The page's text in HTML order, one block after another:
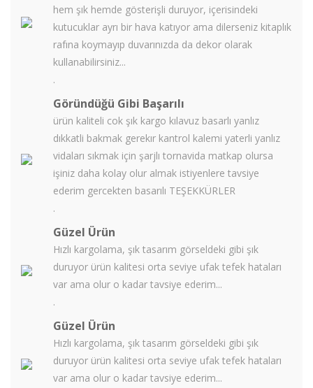
hem şık hemde gösterişli duruyor, içerisindeki
kutucuklar ayrı bir hava katıyor ama dilerseniz kitaplık
rafına koymayıp duvarınızda da dekor olarak
kullanabilirsiniz...
.
Göründüğü Gibi Başarılı
ürün kaliteli cok şık kargo kılavuz basarlı yanlız
dıkkatli bakmak gerekır kantrol kalemi yaterli yanlız
vidaları sıkmak için şarjlı tornavida matkap olursa
işiniz daha kolay olur almak istiyenlere tavsiye
ederim gercekten basarılı TEŞEKKÜRLER
.
Güzel Ürün
Hızlı kargolama, şık tasarım görseldeki gibi şık
duruyor ürün kalitesi orta seviye ufak tefek hataları
var ama olur o kadar tavsiye ederim...
.
Güzel Ürün
Hızlı kargolama, şık tasarım görseldeki gibi şık
duruyor ürün kalitesi orta seviye ufak tefek hataları
var ama olur o kadar tavsiye ederim...